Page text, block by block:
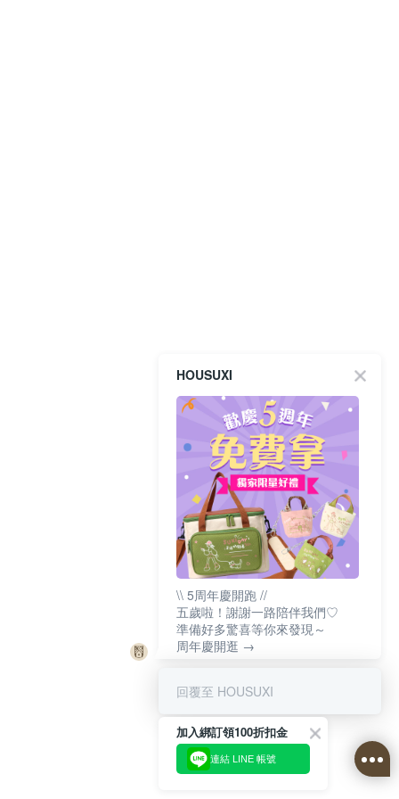
HOUSUXI
\\ 5周年慶開跑 //
五歲啦！謝謝一路陪伴我們♡
準備好多驚喜等你來發現～
周年慶開逛 →
回覆至 HOUSUXI
加入綁訂領100折扣金
連結 LINE 帳號